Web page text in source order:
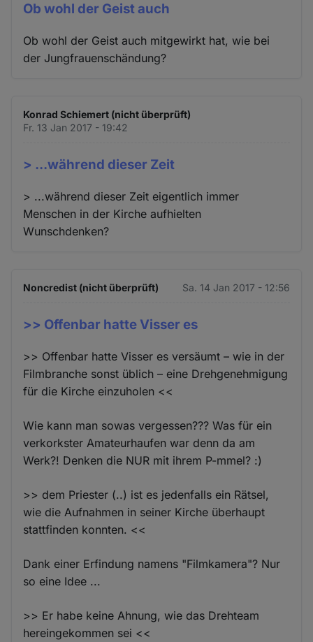
Ob wohl der Geist auch
Ob wohl der Geist auch mitgewirkt hat, wie bei
der Jungfrauenschändung?
Konrad Schiemert (nicht überprüft)
Fr. 13 Jan 2017 - 19:42
> ...während dieser Zeit
> ...während dieser Zeit eigentlich immer
Menschen in der Kirche aufhielten
Wunschdenken?
Noncredist (nicht überprüft) Sa. 14 Jan 2017 - 12:56
>> Offenbar hatte Visser es
>> Offenbar hatte Visser es versäumt – wie in der
Filmbranche sonst üblich – eine Drehgenehmigung
für die Kirche einzuholen <<
Wie kann man sowas vergessen??? Was für ein
verkorkster Amateurhaufen war denn da am
Werk?! Denken die NUR mit ihrem P-mmel? :)
>> dem Priester (..) ist es jedenfalls ein Rätsel,
wie die Aufnahmen in seiner Kirche überhaupt
stattfinden konnten. <<
Dank einer Erfindung namens "Filmkamera"? Nur
so eine Idee ...
>> Er habe keine Ahnung, wie das Drehteam
hereingekommen sei <<